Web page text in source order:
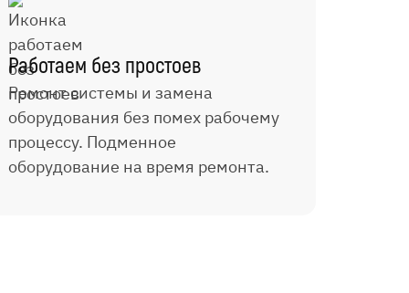
Работаем без простоев
Ремонт системы и замена
оборудования без помех рабочему
процессу. Подменное
оборудование на время ремонта.